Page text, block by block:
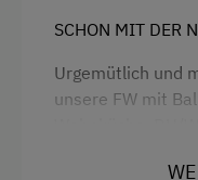
Spielgefährten
SCHON MIT DER
Urgemütlich und
unsere FW mit